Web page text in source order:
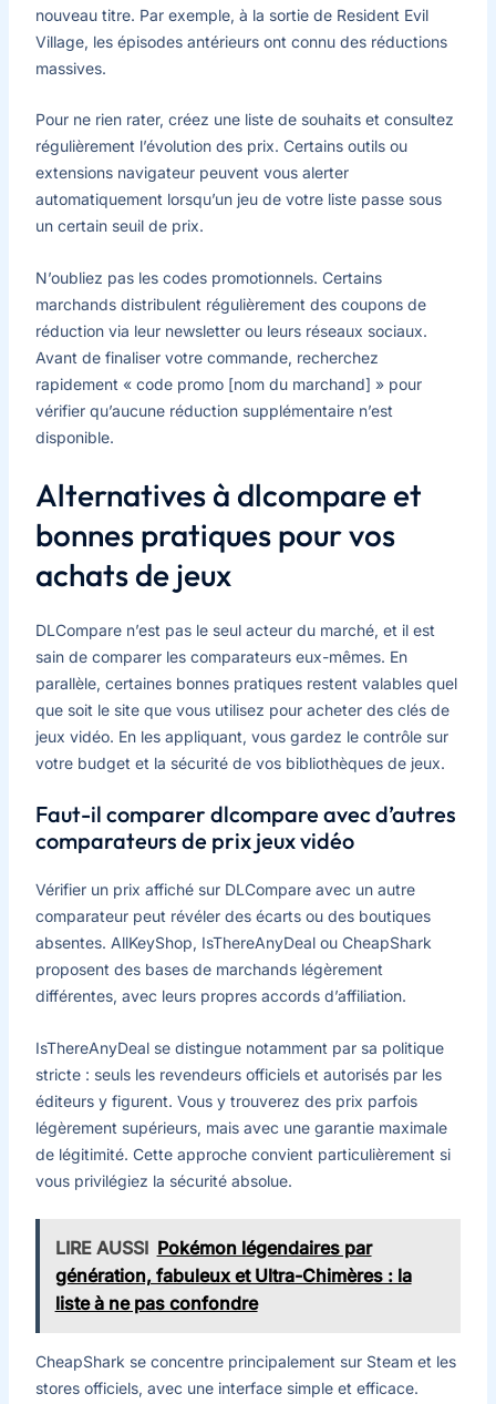
nouveau titre. Par exemple, à la sortie de Resident Evil
Village, les épisodes antérieurs ont connu des réductions
massives.
Pour ne rien rater, créez une liste de souhaits et consultez
régulièrement l’évolution des prix. Certains outils ou
extensions navigateur peuvent vous alerter
automatiquement lorsqu’un jeu de votre liste passe sous
un certain seuil de prix.
N’oubliez pas les codes promotionnels. Certains
marchands distribulent régulièrement des coupons de
réduction via leur newsletter ou leurs réseaux sociaux.
Avant de finaliser votre commande, recherchez
rapidement « code promo [nom du marchand] » pour
vérifier qu’aucune réduction supplémentaire n’est
disponible.
Alternatives à dlcompare et
bonnes pratiques pour vos
achats de jeux
DLCompare n’est pas le seul acteur du marché, et il est
sain de comparer les comparateurs eux-mêmes. En
parallèle, certaines bonnes pratiques restent valables quel
que soit le site que vous utilisez pour acheter des clés de
jeux vidéo. En les appliquant, vous gardez le contrôle sur
votre budget et la sécurité de vos bibliothèques de jeux.
Faut-il comparer dlcompare avec d’autres
comparateurs de prix jeux vidéo
Vérifier un prix affiché sur DLCompare avec un autre
comparateur peut révéler des écarts ou des boutiques
absentes. AllKeyShop, IsThereAnyDeal ou CheapShark
proposent des bases de marchands légèrement
différentes, avec leurs propres accords d’affiliation.
IsThereAnyDeal se distingue notamment par sa politique
stricte : seuls les revendeurs officiels et autorisés par les
éditeurs y figurent. Vous y trouverez des prix parfois
légèrement supérieurs, mais avec une garantie maximale
de légitimité. Cette approche convient particulièrement si
vous privilégiez la sécurité absolue.
LIRE AUSSI Pokémon légendaires par
génération, fabuleux et Ultra-Chimères : la
liste à ne pas confondre
CheapShark se concentre principalement sur Steam et les
stores officiels, avec une interface simple et efficace.